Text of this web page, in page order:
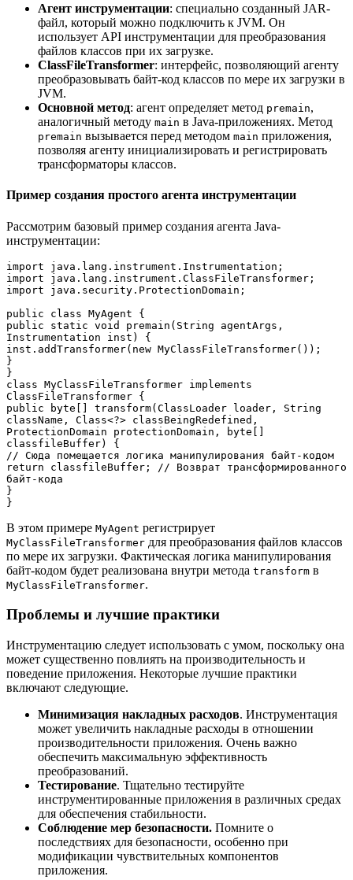
Агент инструментации: специально созданный JAR-
файл, который можно подключить к JVM. Он
использует API инструментации для преобразования
файлов классов при их загрузке.
ClassFileTransformer: интерфейс, позволяющий агенту
преобразовывать байт-код классов по мере их загрузки в
JVM.
Основной метод: агент определяет метод premain,
аналогичный методу main в Java-приложениях. Метод
premain вызывается перед методом main приложения,
позволяя агенту инициализировать и регистрировать
трансформаторы классов.
Пример создания простого агента инструментации
Рассмотрим базовый пример создания агента Java-
инструментации:
import java.lang.instrument.Instrumentation;
import java.lang.instrument.ClassFileTransformer;
import java.security.ProtectionDomain;
public class MyAgent {
public static void premain(String agentArgs,
Instrumentation inst) {
inst.addTransformer(new MyClassFileTransformer());
}
}
class MyClassFileTransformer implements
ClassFileTransformer {
public byte[] transform(ClassLoader loader, String
className, Class<?> classBeingRedefined,
ProtectionDomain protectionDomain, byte[]
classfileBuffer) {
// Сюда помещается логика манипулирования байт-кодом
return classfileBuffer; // Возврат трансформированного
байт-кода
}
}
В этом примере MyAgent регистрирует
MyClassFileTransformer для преобразования файлов классов
по мере их загрузки. Фактическая логика манипулирования
байт-кодом будет реализована внутри метода transform в
MyClassFileTransformer.
Проблемы и лучшие практики
Инструментацию следует использовать с умом, поскольку она
может существенно повлиять на производительность и
поведение приложения. Некоторые лучшие практики
включают следующие.
Минимизация накладных расходов. Инструментация
может увеличить накладные расходы в отношении
производительности приложения. Очень важно
обеспечить максимальную эффективность
преобразований.
Тестирование. Тщательно тестируйте
инструментированные приложения в различных средах
для обеспечения стабильности.
Соблюдение мер безопасности. Помните о
последствиях для безопасности, особенно при
модификации чувствительных компонентов
приложения.